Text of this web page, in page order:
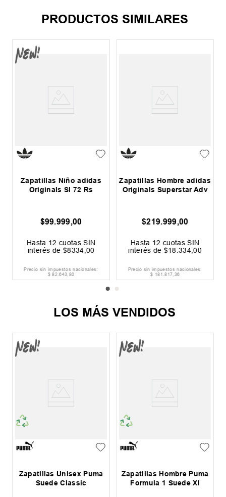
PRODUCTOS SIMILARES
Zapatillas Niño adidas
Originals Sl 72 Rs
$99.999,00
Hasta 12 cuotas SIN
interés de $8334 00
Precio sin impuestos nacionales:
$ 82.643,80
Zapatillas Hombre adidas
Originals Superstar Adv
$219.999,00
Hasta 12 cuotas SIN
interés de $18 334,00
Precio sin impuestos nacionales:
$ 181.817,36
LOS MÁS VENDIDOS
Zapatillas Unisex Puma
Suede Classic
Zapatillas Hombre Puma
Formula 1 Suede Xl